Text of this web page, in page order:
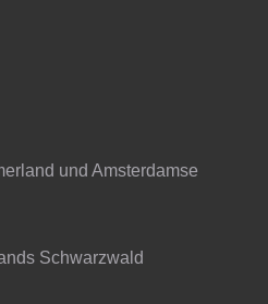
und Amsterdamse
Schwarzwald